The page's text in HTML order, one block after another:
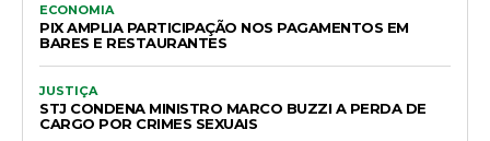
ECONOMIA
PIX AMPLIA PARTICIPAÇÃO NOS PAGAMENTOS EM
BARES E RESTAURANTES
JUSTIÇA
STJ CONDENA MINISTRO MARCO BUZZI A PERDA DE
CARGO POR CRIMES SEXUAIS